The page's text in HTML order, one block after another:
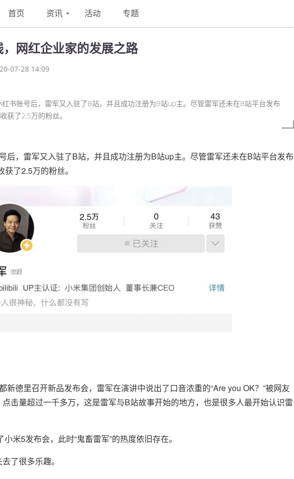
首页 资讯 活动 专题
，网红企业家的发展之路
07-28 14:09
书账号后，雷军又入驻了B站，并且成功注册为B站up主。尽管雷军还未在B站平台发布
获了2.5万的粉丝。
后，雷军又入驻了B站，并且成功注册为B站up主。尽管雷军还未在B站平台发布
了2.5万的粉丝。
新德里召开新品发布会，雷军在演讲中说出了口音浓重的“Are you OK？”被网友
击量超过一千多万，这是雷军与B站故事开始的地方，也是很多人最开始认识雷
米5发布会，此时“鬼畜雷军”的热度依旧存在。
了很多乐趣。